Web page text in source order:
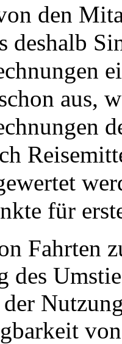
den
deshalb
aus,
für
Fahrten
des